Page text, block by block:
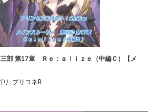
三部 第17章 Ｒｅ：ａｌｉｚｅ（中編Ｃ）【メ
リ: プリコネR